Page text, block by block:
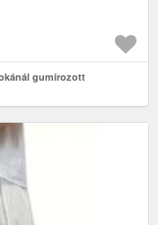
gumírozott